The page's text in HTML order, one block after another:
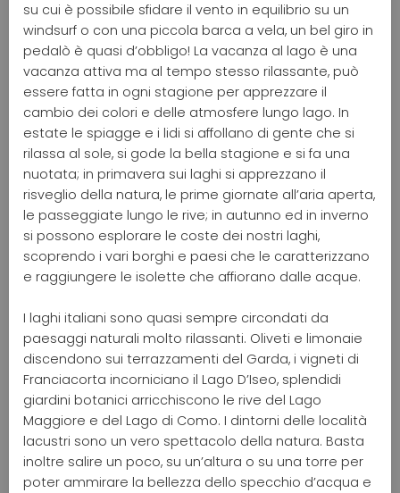
su cui è possibile sfidare il vento in equilibrio su un
windsurf o con una piccola barca a vela, un bel giro in
pedalò è quasi d’obbligo! La vacanza al lago è una
vacanza attiva ma al tempo stesso rilassante, può
essere fatta in ogni stagione per apprezzare il
cambio dei colori e delle atmosfere lungo lago. In
estate le spiagge e i lidi si affollano di gente che si
rilassa al sole, si gode la bella stagione e si fa una
nuotata; in primavera sui laghi si apprezzano il
risveglio della natura, le prime giornate all’aria aperta,
le passeggiate lungo le rive; in autunno ed in inverno
si possono esplorare le coste dei nostri laghi,
scoprendo i vari borghi e paesi che le caratterizzano
e raggiungere le isolette che affiorano dalle acque.
I laghi italiani sono quasi sempre circondati da
paesaggi naturali molto rilassanti. Oliveti e limonaie
discendono sui terrazzamenti del Garda, i vigneti di
Franciacorta incorniciano il Lago D’Iseo, splendidi
giardini botanici arricchiscono le rive del Lago
Maggiore e del Lago di Como. I dintorni delle località
lacustri sono un vero spettacolo della natura. Basta
inoltre salire un poco, su un’altura o su una torre per
poter ammirare la bellezza dello specchio d’acqua e